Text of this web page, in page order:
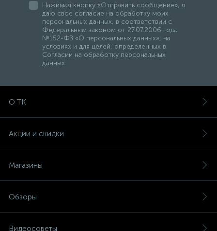
Нажимая кнопку «Отправить сообщение», я
даю свое согласие на обработку моих
персональных данных, в соответствии с
Федеральным законом от 27.07.2006 года
№152-ФЗ «О персональных данных», на
условиях и для целей, определенных в
Согласии на обработку персональных
данных
О ТК
Акции и скидки
Магазины
Обзоры
Видеосоветы